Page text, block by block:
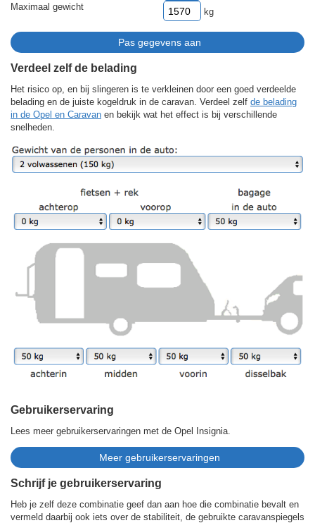
Maximaal gewicht kg
Verdeel zelf de belading
Het risico op, en bij slingeren is te verkleinen door een goed verdeelde
belading en de juiste kogeldruk in de caravan. Verdeel zelf de belading
in de Opel en Caravan en bekijk wat het effect is bij verschillende
snelheden.
Gebruikerservaring
Lees meer gebruikerservaringen met de Opel Insignia.
Schrijf je gebruikerservaring
Heb je zelf deze combinatie geef dan aan hoe die combinatie bevalt en
vermeld daarbij ook iets over de stabiliteit, de gebruikte caravanspiegels